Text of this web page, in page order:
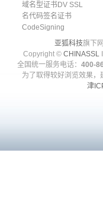
域名型证书DV SSL
名代码签名证书
CodeSigning
亚狐科技旗下
Copyright © CHINASSL
全国统一服务电话： 400-
为了取得较好浏览效果
津